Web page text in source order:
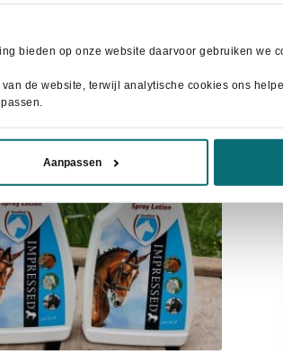
bieden op onze website daarvoor gebruiken we
de website, terwijl analytische cookies ons
Aanpassen